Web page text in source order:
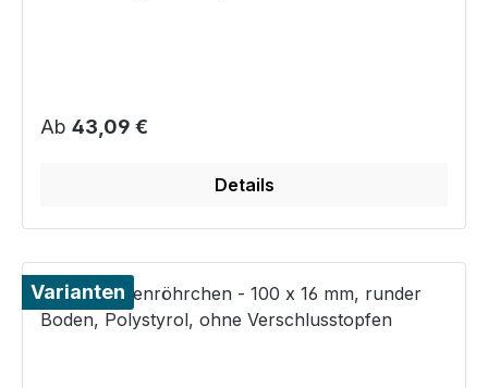
Regulärer Preis:
Ab 43,09 €
Details
Varianten